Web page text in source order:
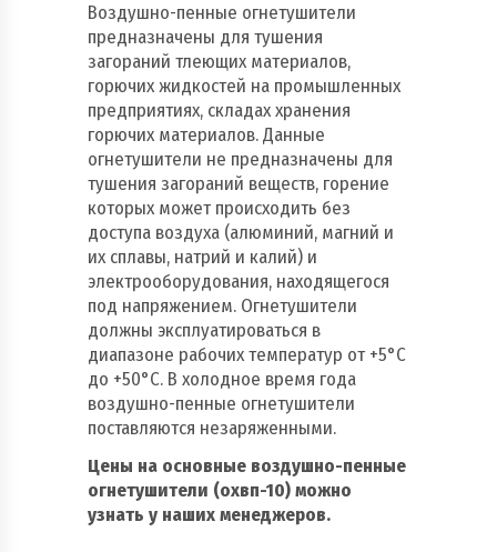
Воздушно-пенные огнетушители
предназначены для тушения
загораний тлеющих материалов,
горючих жидкостей на промышленных
предприятиях, складах хранения
горючих материалов. Данные
огнетушители не предназначены для
тушения загораний веществ, горение
которых может происходить без
доступа воздуха (алюминий, магний и
их сплавы, натрий и калий) и
электрооборудования, находящегося
под напряжением. Огнетушители
должны эксплуатироваться в
диапазоне рабочих температур от +5°С
до +50°С. В холодное время года
воздушно-пенные огнетушители
поставляются незаряженными.
Цены на основные воздушно-пенные
огнетушители (охвп-10) можно
узнать у наших менеджеров.